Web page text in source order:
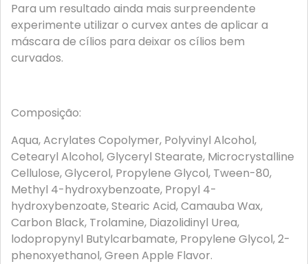
Para um resultado ainda mais surpreendente
experimente utilizar o curvex antes de aplicar a
máscara de cílios para deixar os cílios bem
curvados.
Composição:
Aqua, Acrylates Copolymer, Polyvinyl Alcohol,
Cetearyl Alcohol, Glyceryl Stearate, Microcrystalline
Cellulose, Glycerol, Propylene Glycol, Tween-80,
Methyl 4-hydroxybenzoate, Propyl 4-
hydroxybenzoate, Stearic Acid, Camauba Wax,
Carbon Black, Trolamine, Diazolidinyl Urea,
lodopropynyl Butylcarbamate, Propylene Glycol, 2-
phenoxyethanol, Green Apple Flavor.